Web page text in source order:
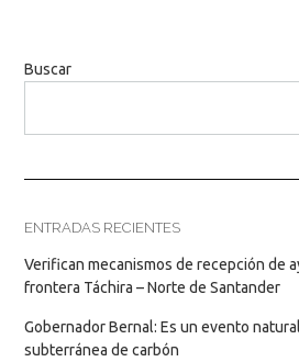
Buscar
ENTRADAS RECIENTES
Verifican mecanismos de recepción de
frontera Táchira – Norte de Santander
Gobernador Bernal: Es un evento
subterránea de carbón